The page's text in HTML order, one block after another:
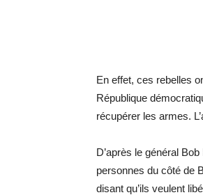
En effet, ces rebelles
République
récupérer les armes.
D’après le général
personnes du côté de
disant qu’ils veulent